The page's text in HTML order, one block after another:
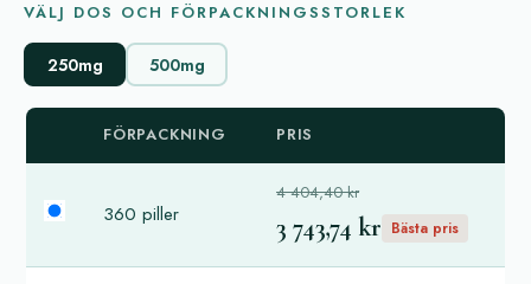
VÄLJ DOS OCH FÖRPACKNINGSSTORLEK
250mg 500mg
FÖRPACKNING PRIS
360 piller
4 404,40 kr
3 743,74 kr Bästa pris